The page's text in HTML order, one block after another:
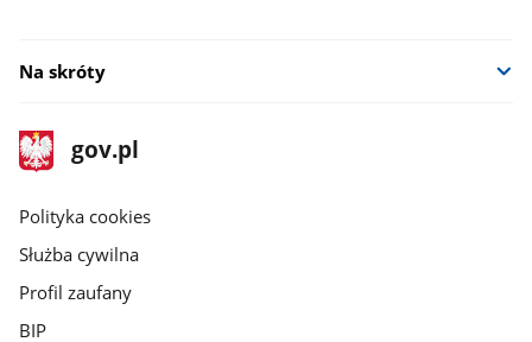
Na skróty
stopka
gov.pl
Strona
gov.pl
gov.pl
Polityka cookies
Służba cywilna
Profil zaufany
BIP